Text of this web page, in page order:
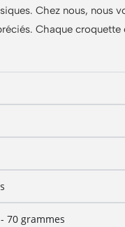
Chez nous, nous
Chaque croquette
70 grammes